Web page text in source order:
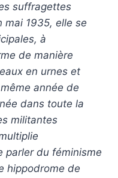
suffragettes
mai 1935, elle se
à
de manière
en urnes et
année de
dans toute la
militantes
parler du féminisme
hippodrome de